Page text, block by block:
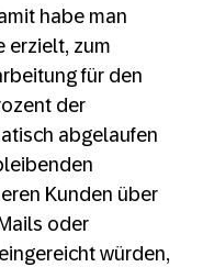
habe man
erzielt, zum
für den
der
abgelaufen
Kunden über
oder
würden,